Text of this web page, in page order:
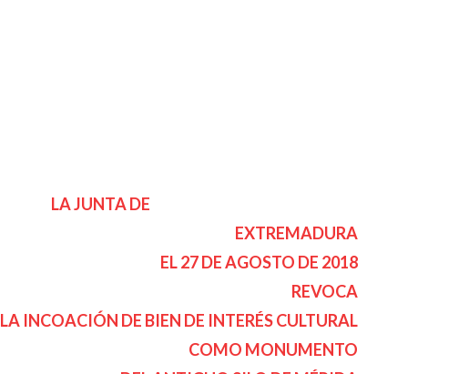
LA JUNTA DE
EXTREMADURA
EL 27 DE AGOSTO DE 2018
REVOCA
LA INCOACIÓN DE BIEN DE INTERÉS CULTURAL
COMO MONUMENTO